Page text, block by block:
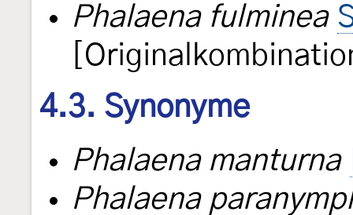
Phalaena fulminea
4.3. Synonyme
Phalaena manturna
Phalaena